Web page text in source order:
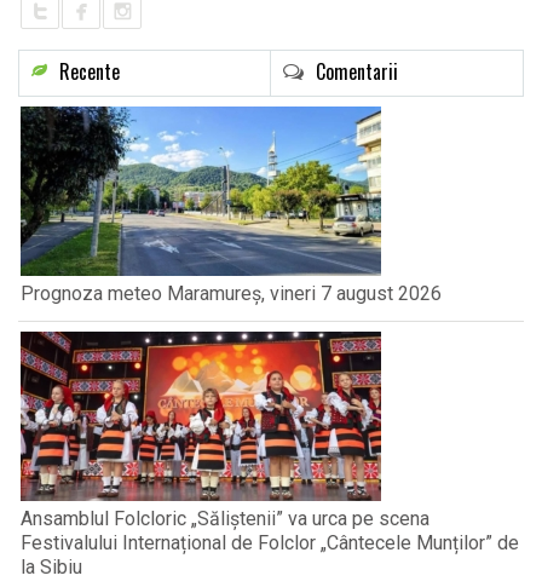
Recente Comentarii
Prognoza meteo Maramureș, vineri 7 august 2026
Ansamblul Folcloric „Săliștenii” va urca pe scena
Festivalului Internațional de Folclor „Cântecele Munților” de
la Sibiu